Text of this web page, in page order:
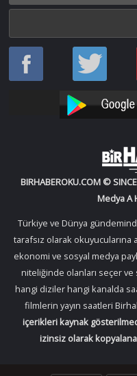
Haber
Oku
Haber
Oku
BIRHABEROKU.COM ©
Medya A
Türkiye ve Dünya
tarafsız olarak okuyucularına
ekonomi ve sosyal medya
niteliğinde olanları seçer ve
hangi diziler hangi kanalda
filmlerin yayın saatleri
içerikleri kaynak
izinsiz olarak